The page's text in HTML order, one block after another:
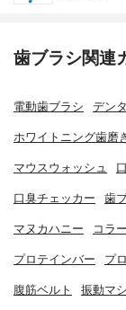
歯ブラシ関連
電動歯ブラシ デン
ホワイトニング歯磨
マウスウォッシュ
口臭チェッカー 歯
マヌカハニー コラ
プロテインバー プ
腹筋ベルト 振動マ